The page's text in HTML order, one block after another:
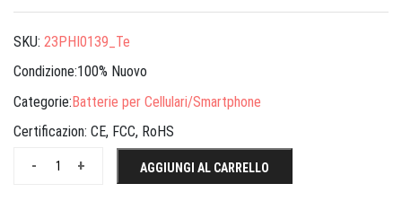
SKU: 23PHI0139_Te
Condizione:100% Nuovo
Categorie:Batterie per Cellulari/Smartphone
Certificazion: CE, FCC, RoHS
+
- AGGIUNGI AL CARRELLO